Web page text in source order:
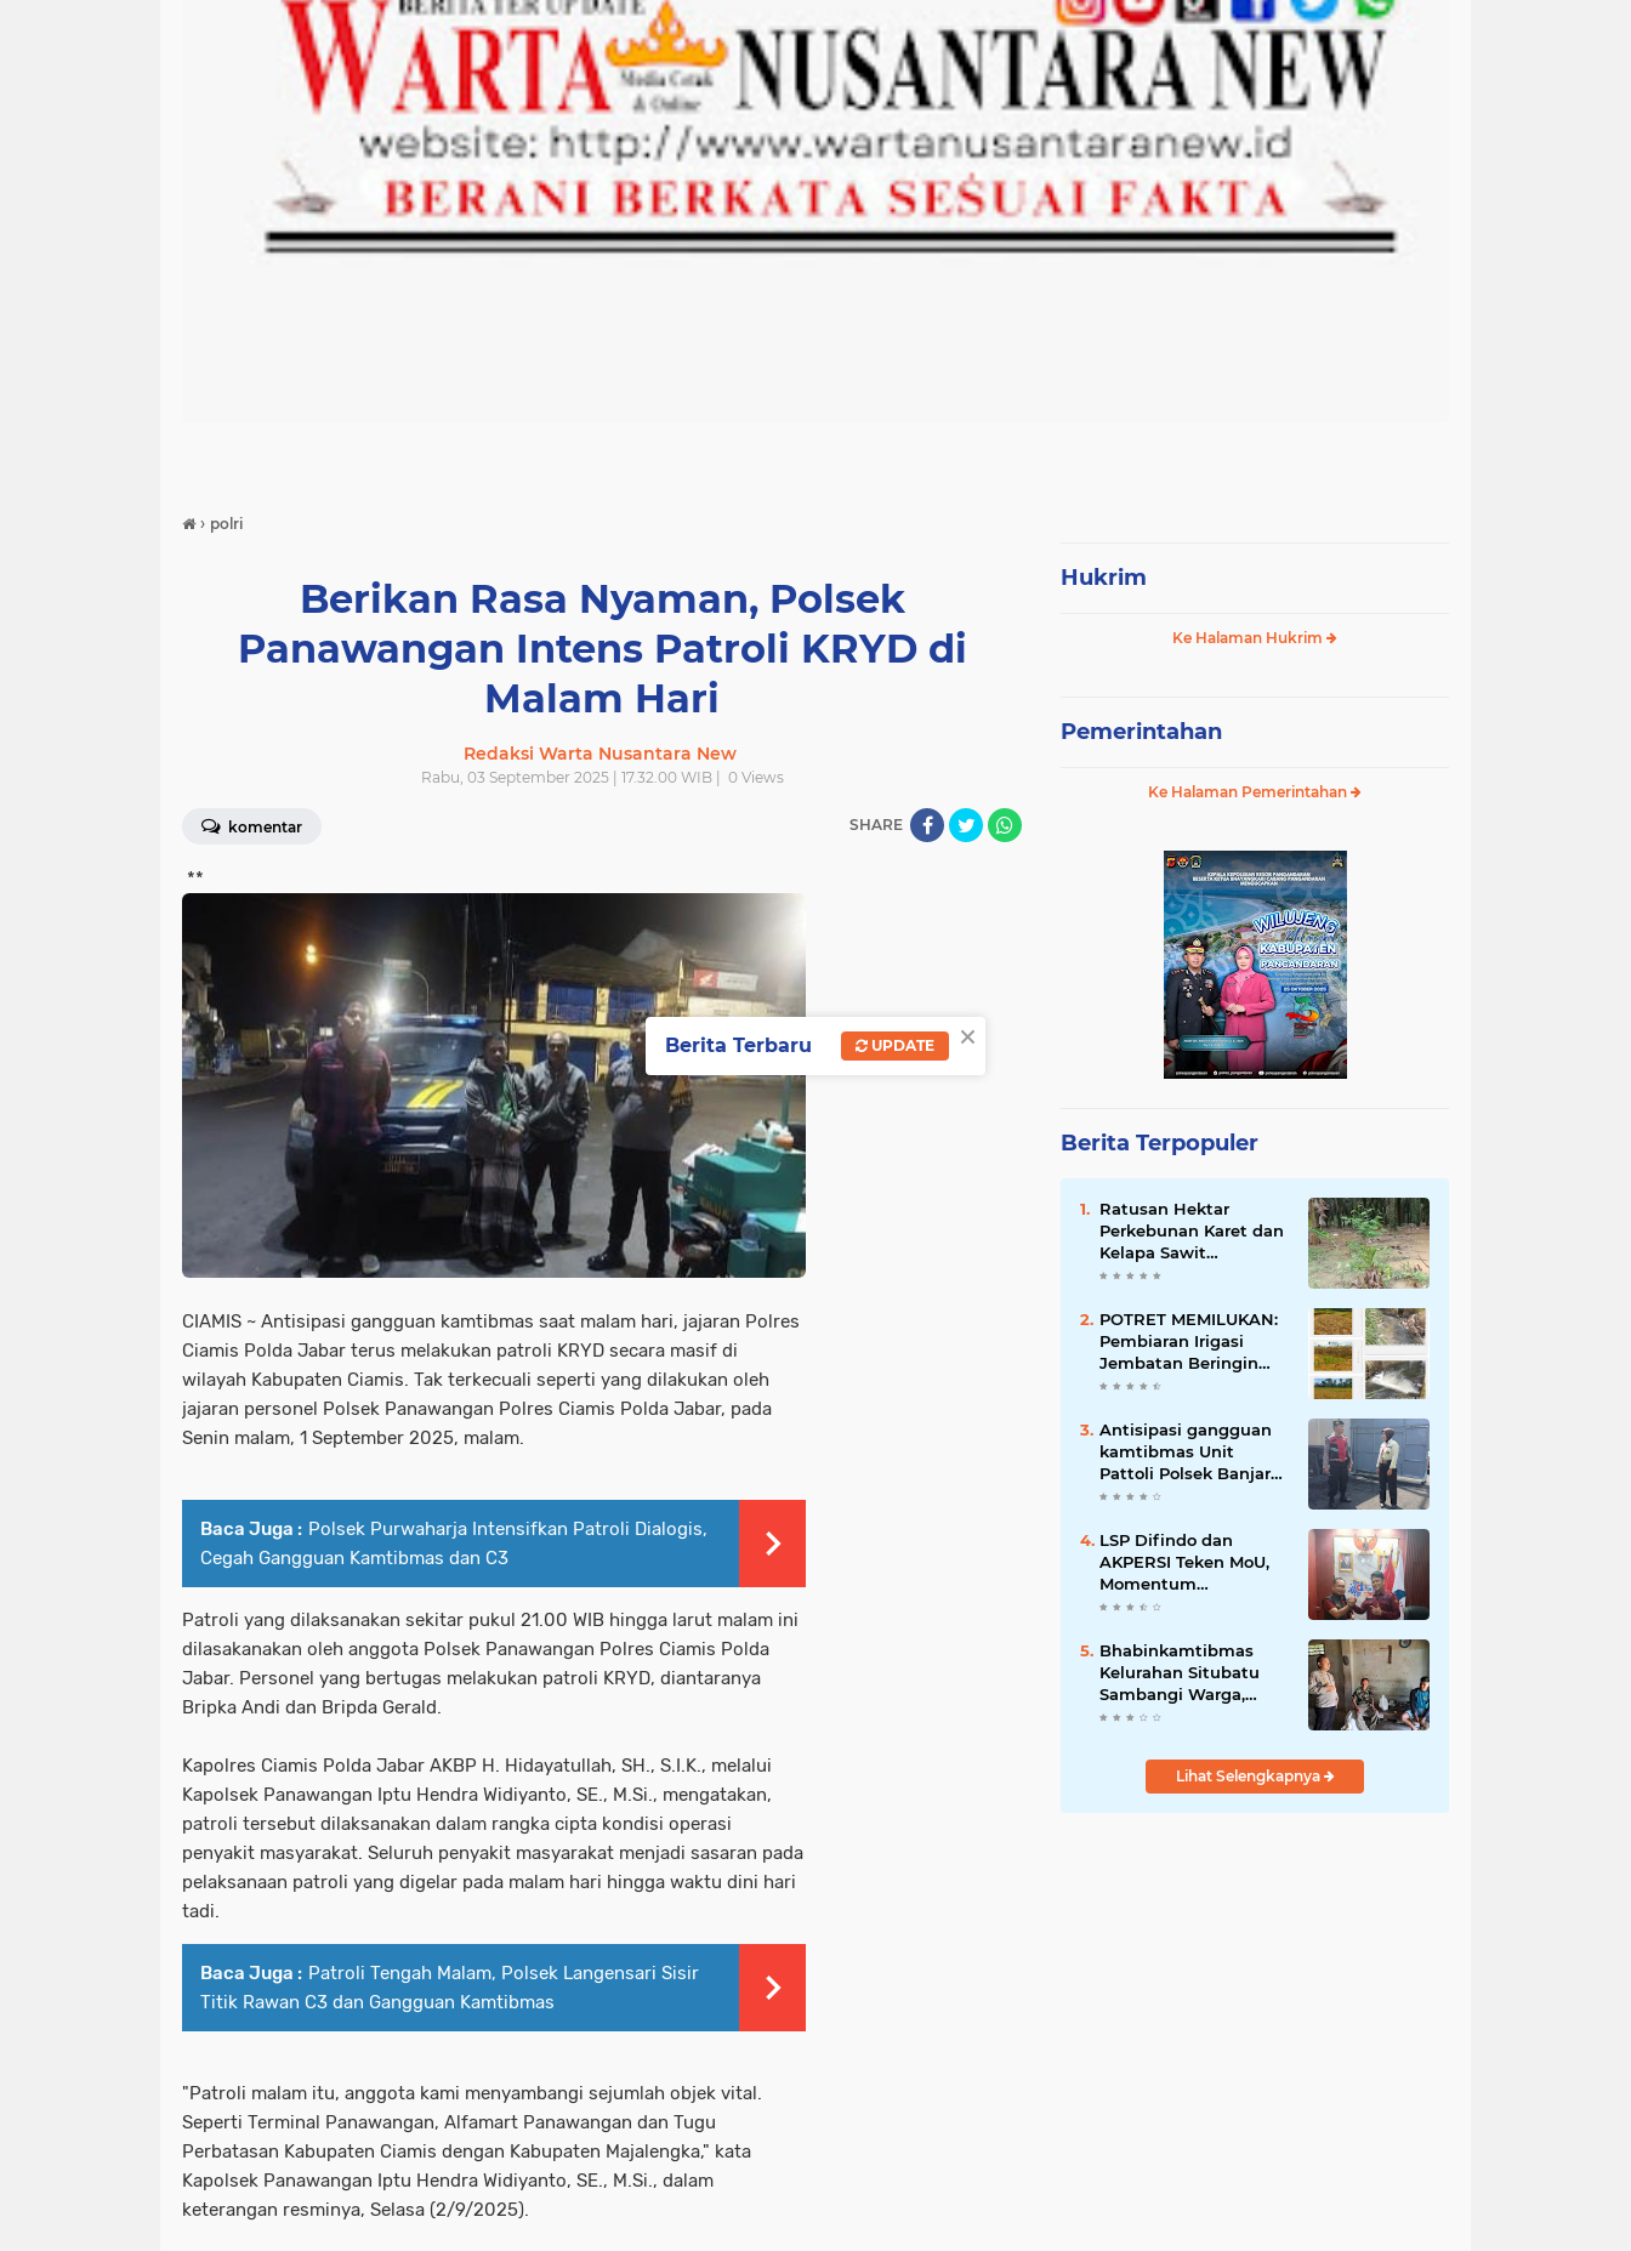
› polri
Berikan Rasa Nyaman, Polsek
Panawangan Intens Patroli KRYD di
Malam Hari
Redaksi Warta Nusantara New
Rabu, 03 September 2025 | 17.32.00 WIB | 0Views
komentar SHARE
**
CIAMIS ~ Antisipasi gangguan kamtibmas saat malam hari, jajaran Polres
Ciamis Polda Jabar terus melakukan patroli KRYD secara masif di
wilayah Kabupaten Ciamis. Tak terkecuali seperti yang dilakukan oleh
jajaran personel Polsek Panawangan Polres Ciamis Polda Jabar, pada
Senin malam, 1 September 2025, malam.
Baca Juga : Polsek Purwaharja Intensifkan Patroli Dialogis,
Cegah Gangguan Kamtibmas dan C3
Patroli yang dilaksanakan sekitar pukul 21.00 WIB hingga larut malam ini
dilasakanakan oleh anggota Polsek Panawangan Polres Ciamis Polda
Jabar. Personel yang bertugas melakukan patroli KRYD, diantaranya
Bripka Andi dan Bripda Gerald.
Kapolres Ciamis Polda Jabar AKBP H. Hidayatullah, SH., S.I.K., melalui
Kapolsek Panawangan Iptu Hendra Widiyanto, SE., M.Si., mengatakan,
patroli tersebut dilaksanakan dalam rangka cipta kondisi operasi
penyakit masyarakat. Seluruh penyakit masyarakat menjadi sasaran pada
pelaksanaan patroli yang digelar pada malam hari hingga waktu dini hari
tadi.
Baca Juga : Patroli Tengah Malam, Polsek Langensari Sisir
Titik Rawan C3 dan Gangguan Kamtibmas
"Patroli malam itu, anggota kami menyambangi sejumlah objek vital.
Seperti Terminal Panawangan, Alfamart Panawangan dan Tugu
Perbatasan Kabupaten Ciamis dengan Kabupaten Majalengka," kata
Kapolsek Panawangan Iptu Hendra Widiyanto, SE., M.Si., dalam
keterangan resminya, Selasa (2/9/2025).
Hukrim
Ke Halaman Hukrim
Pemerintahan
Ke Halaman Pemerintahan
Berita Terpopuler
Ratusan Hektar
Perkebunan Karet dan
Kelapa Sawit
terendam banjir
POTRET MEMILUKAN:
Pembiaran Irigasi
Jembatan Beringin
Pagar Alam Berujung
Antisipasi gangguan
kamtibmas Unit
Pattoli Polsek Banjar
melaksanakan patroli
keramaian di wilayah
hukum
LSP Difindo dan
AKPERSI Teken MoU,
Momentum
Kebangkitan
Jurnalis Nasional
Bhabinkamtibmas
Kelurahan Situbatu
Sambangi Warga,
Perkuat Silaturahmi
Wilayah
Lihat Selengkapnya
×
Berita Terbaru UPDATE